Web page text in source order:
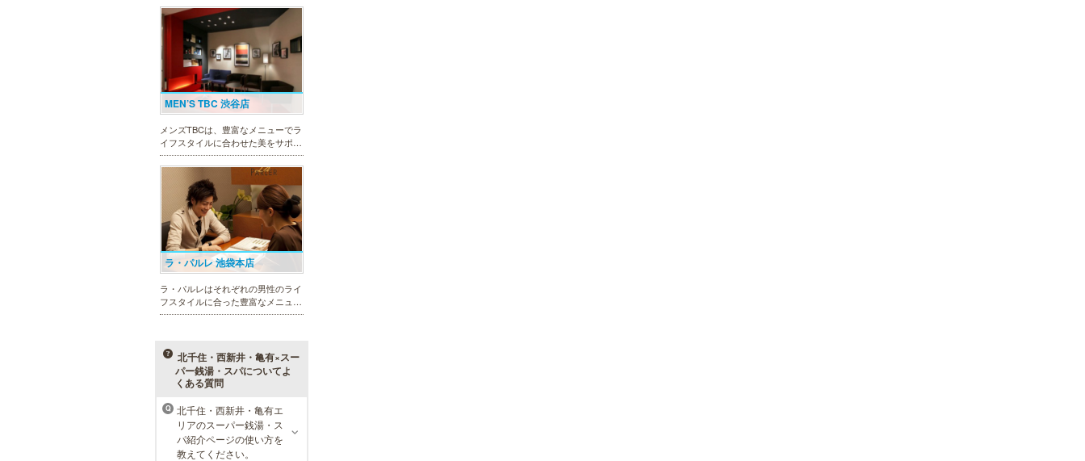
MEN’S TBC 渋谷店
メンズTBCは、豊富なメニューでラ
イフスタイルに合わせた美をサポー
トします。今男性にも人気の脱毛、
フェイシャルケア、引き締め他、各
種お得な体験コースもご用意。老舗
ならではの技術と実績が人気のひみ
つです。
ラ・パルレ 池袋本店
ラ・パルレはそれぞれの男性のライ
フスタイルに合った豊富なメニュー
で、男性の美をサポート。第一印象
も安心の体験コースも多数ご用意。
癒し本舗 東京店
専任の講師による研修をクリアし
北千住・西新井・亀有×スー
パー銭湯・スパについてよ
くある質問
Q
北千住・西新井・亀有エ
リアのスーパー銭湯・ス
パ紹介ページの使い方を
教えてください。